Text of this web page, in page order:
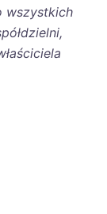
wszystkich